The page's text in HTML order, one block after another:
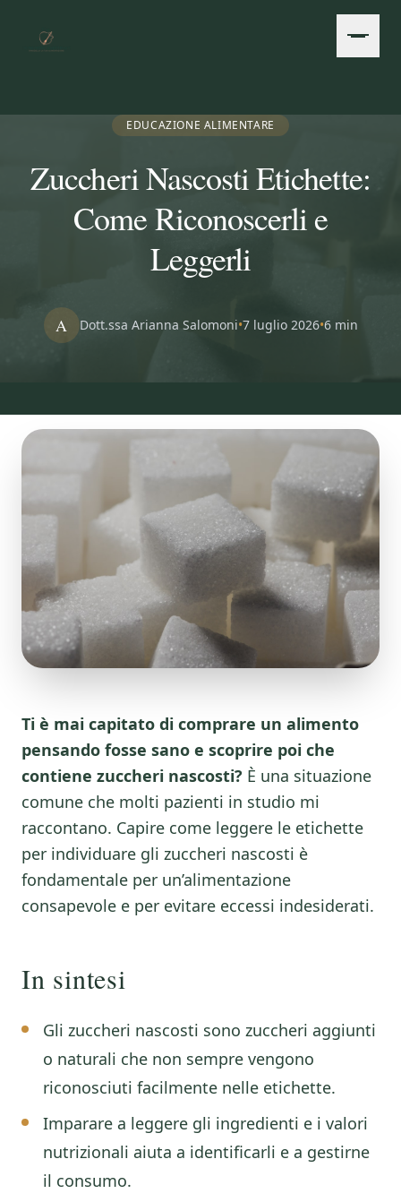
EDUCAZIONE ALIMENTARE
Zuccheri Nascosti Etichette:
Come Riconoscerli e
Leggerli
A Dott.ssa Arianna Salomoni•7 luglio 2026•6 min
Ti è mai capitato di comprare un alimento
pensando fosse sano e scoprire poi che
contiene zuccheri nascosti? È una situazione
comune che molti pazienti in studio mi
raccontano. Capire come leggere le etichette
per individuare gli zuccheri nascosti è
fondamentale per un’alimentazione
consapevole e per evitare eccessi indesiderati.
In sintesi
Gli zuccheri nascosti sono zuccheri aggiunti
o naturali che non sempre vengono
riconosciuti facilmente nelle etichette.
Imparare a leggere gli ingredienti e i valori
nutrizionali aiuta a identificarli e a gestirne
il consumo.